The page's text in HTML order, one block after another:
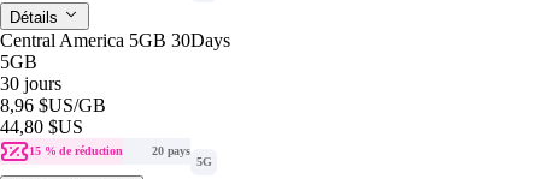
Détails
Central America 5GB 30Days
5GB
30 jours
8,96 $US/GB
44,80 $US
15 % de réduction
20 pays
5G